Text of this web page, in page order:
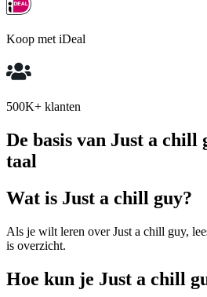
Koop met iDeal
500K+ klanten
De basis van Just a chill
taal
Wat is Just a chill guy?
Als je wilt leren over Just a chill guy,
is overzicht.
Hoe kun je Just a chill